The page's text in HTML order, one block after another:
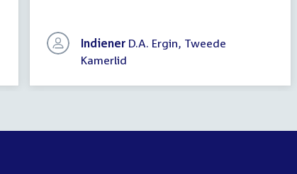
Indiener D.A. Ergin, Tweede
Kamerlid